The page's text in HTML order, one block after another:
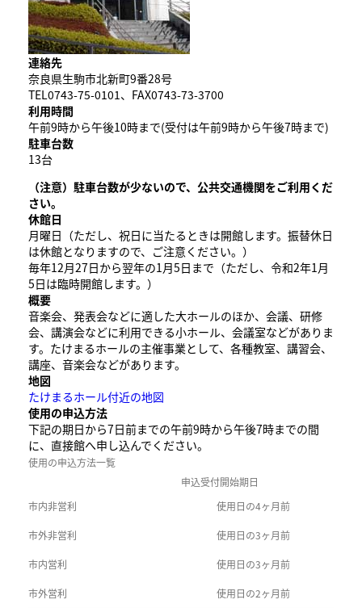
連絡先
奈良県生駒市北新町9番28号
TEL0743-75-0101、FAX0743-73-3700
利用時間
午前9時から午後10時まで(受付は午前9時から午後7時まで)
駐車台数
13台
（注意）駐車台数が少ないので、公共交通機関をご利用くだ
さい。
休館日
月曜日（ただし、祝日に当たるときは開館します。振替休日
は休館となりますので、ご注意ください。）
毎年12月27日から翌年の1月5日まで（ただし、令和2年1月
5日は臨時開館します。）
概要
音楽会、発表会などに適した大ホールのほか、会議、研修
会、講演会などに利用できる小ホール、会議室などがありま
す。たけまるホールの主催事業として、各種教室、講習会、
講座、音楽会などがあります。
地図
たけまるホール付近の地図
使用の申込方法
下記の期日から7日前までの午前9時から午後7時までの間
に、直接館へ申し込んでください。
使用の申込方法一覧
申込受付開始期日
市内非営利
使用日の4ヶ月前
市外非営利 使用日の3ヶ月前
市内営利 使用日の3ヶ月前
市外営利 使用日の2ヶ月前